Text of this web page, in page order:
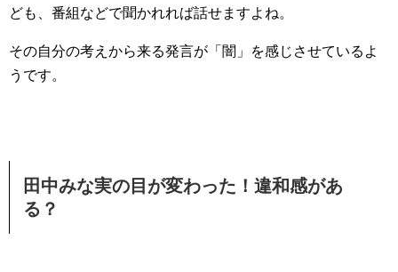
ども、番組などで聞かれれば話せますよね。
その自分の考えから来る発言が「闇」を感じさせているよ
うです。
田中みな実の目が変わった！違和感があ
る？